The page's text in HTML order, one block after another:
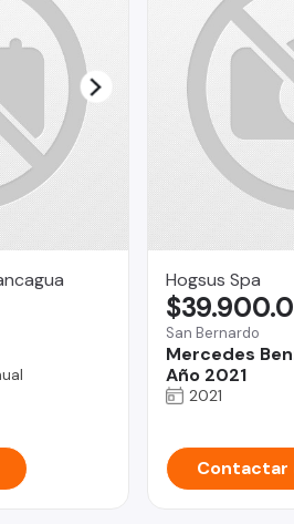
Hogsus Spa
San Bernardo
Mercedes
Año 2021
2021
Contactar